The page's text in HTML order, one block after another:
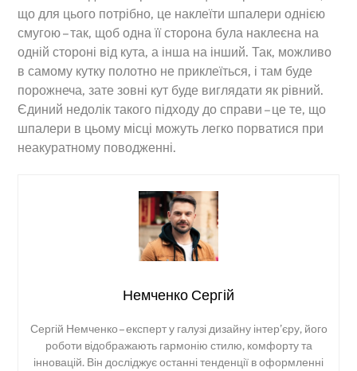
що для цього потрібно, це наклеїти шпалери однією
смугою – так, щоб одна її сторона була наклеєна на
одній стороні від кута, а інша на інший. Так, можливо
в самому кутку полотно не приклеїться, і там буде
порожнеча, зате зовні кут буде виглядати як рівний.
Єдиний недолік такого підходу до справи – це те, що
шпалери в цьому місці можуть легко порватися при
неакуратному поводженні.
Немченко Сергій
Сергій Немченко – експерт у галузі дизайну інтер’єру, його
роботи відображають гармонію стилю, комфорту та
інновацій. Він досліджує останні тенденції в оформленні